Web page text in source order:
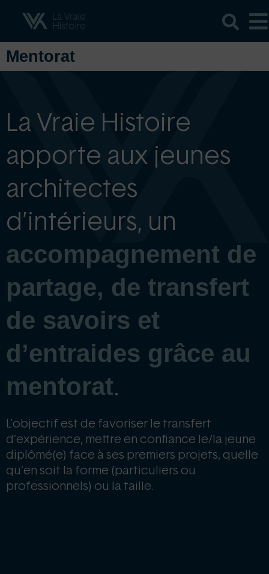
Mentorat
La Vraie Histoire
apporte aux jeunes
architectes
d’intérieurs, un
accompagnement de
partage, de transfert
de savoirs et
d’entraides grâce au
mentorat.
L’objectif est de favoriser le transfert
d’expérience, mettre en confiance le/la jeune
diplômé(e) face à ses premiers projets, quelle
qu’en soit la forme (particuliers ou
professionnels) ou la taille.